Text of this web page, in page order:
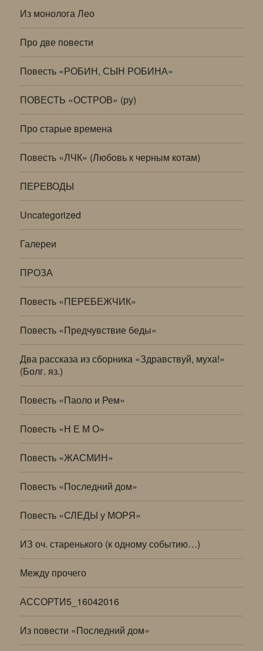
Из монолога Лео
Про две повести
Повесть «РОБИН, СЫН РОБИНА»
ПОВЕСТЬ «ОСТРОВ» (ру)
Про старые времена
Повесть «ЛЧК» (Любовь к черным котам)
ПЕРЕВОДЫ
Uncategorized
Галереи
ПРОЗА
Повесть «ПЕРЕБЕЖЧИК»
Повесть «Предчувствие беды»
Два рассказа из сборника «Здравствуй, муха!»
(Болг. яз.)
Повесть «Паоло и Рем»
Повесть «Н Е М О»
Повесть «ЖАСМИН»
Повесть «Последний дом»
Повесть «СЛЕДЫ у МОРЯ»
ИЗ оч. старенького (к одному событию…)
Между прочего
АССОРТИ5_16042016
Из повести «Последний дом»